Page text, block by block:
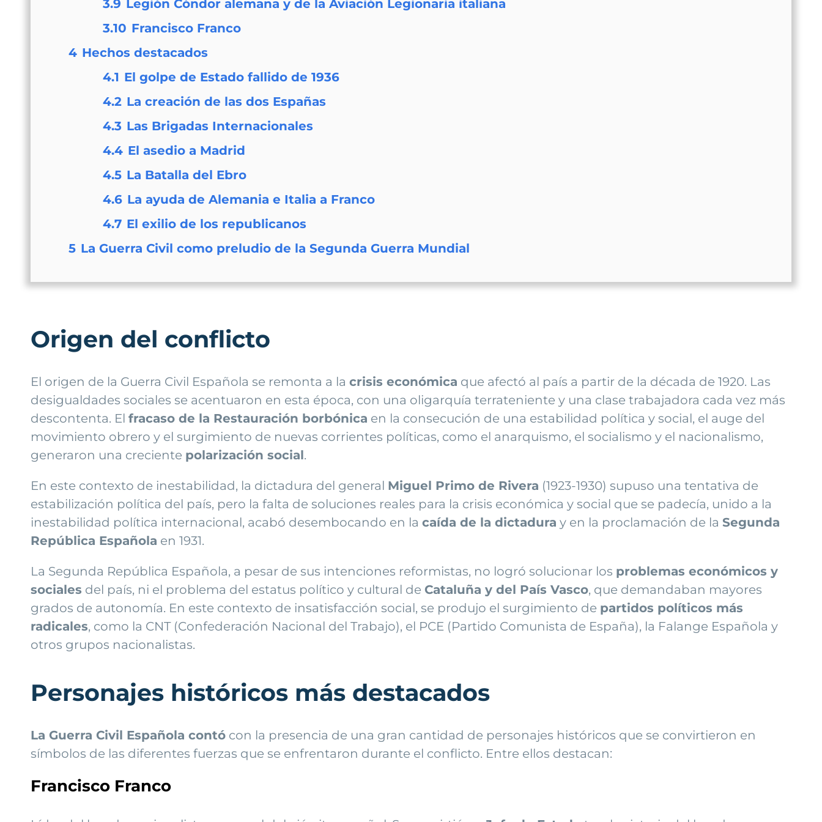
3.9 Legión Cóndor alemana y de la Aviación Legionaria italiana
3.10 Francisco Franco
4 Hechos destacados
4.1 El golpe de Estado fallido de 1936
4.2 La creación de las dos Españas
4.3 Las Brigadas Internacionales
4.4 El asedio a Madrid
4.5 La Batalla del Ebro
4.6 La ayuda de Alemania e Italia a Franco
4.7 El exilio de los republicanos
5 La Guerra Civil como preludio de la Segunda Guerra Mundial
Origen del conflicto
El origen de la Guerra Civil Española se remonta a la crisis económica que afectó al país a partir de la década de 1920. Las
desigualdades sociales se acentuaron en esta época, con una oligarquía terrateniente y una clase trabajadora cada vez más
descontenta. El fracaso de la Restauración borbónica en la consecución de una estabilidad política y social, el auge del
movimiento obrero y el surgimiento de nuevas corrientes políticas, como el anarquismo, el socialismo y el nacionalismo,
generaron una creciente polarización social.
En este contexto de inestabilidad, la dictadura del general Miguel Primo de Rivera (1923-1930) supuso una tentativa de
estabilización política del país, pero la falta de soluciones reales para la crisis económica y social que se padecía, unido a la
inestabilidad política internacional, acabó desembocando en la caída de la dictadura y en la proclamación de la Segunda
República Española en 1931.
La Segunda República Española, a pesar de sus intenciones reformistas, no logró solucionar los problemas económicos y
sociales del país, ni el problema del estatus político y cultural de Cataluña y del País Vasco, que demandaban mayores
grados de autonomía. En este contexto de insatisfacción social, se produjo el surgimiento de partidos políticos más
radicales, como la CNT (Confederación Nacional del Trabajo), el PCE (Partido Comunista de España), la Falange Española y
otros grupos nacionalistas.
Personajes históricos más destacados
La Guerra Civil Española contó con la presencia de una gran cantidad de personajes históricos que se convirtieron en
símbolos de las diferentes fuerzas que se enfrentaron durante el conflicto. Entre ellos destacan:
Francisco Franco